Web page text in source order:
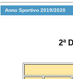
Anno Sportivo 2019/2020
2ª